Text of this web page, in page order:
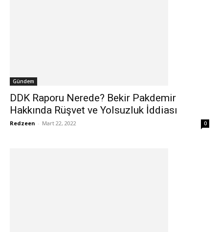
Gündem
DDK Raporu Nerede? Bekir Pakdemir
Hakkında Rüşvet ve Yolsuzluk İddiası
Redzeen - Mart 22, 2022 0